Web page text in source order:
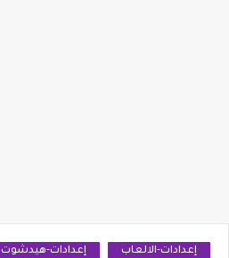
إعدادات-الالعاب إعدادات-هيدشوت